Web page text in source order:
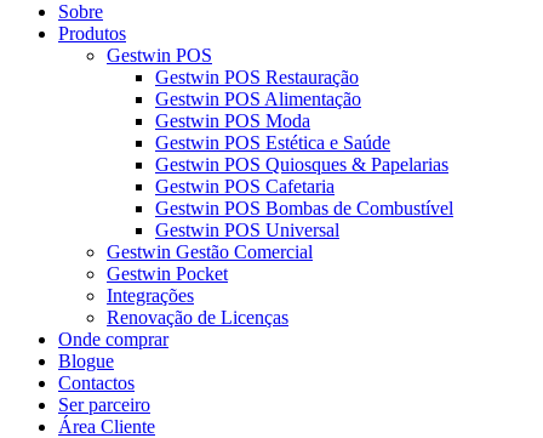
Sobre
Produtos
Gestwin POS
Gestwin POS Restauração
Gestwin POS Alimentação
Gestwin POS Moda
Gestwin POS Estética e Saúde
Gestwin POS Quiosques & Papelarias
Gestwin POS Cafetaria
Gestwin POS Bombas de Combustível
Gestwin POS Universal
Gestwin Gestão Comercial
Gestwin Pocket
Integrações
Renovação de Licenças
Onde comprar
Blogue
Contactos
Ser parceiro
Área Cliente